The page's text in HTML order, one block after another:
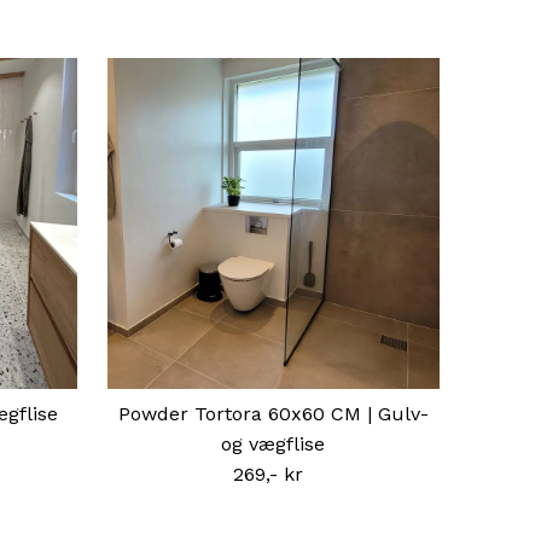
Powder Tortora 60x60 CM | Gulv-
og vægflise
Normal
269,- kr